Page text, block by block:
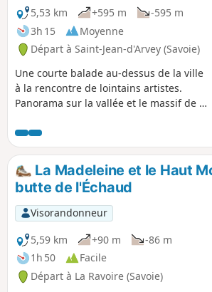
5,53 km
+595 m
-595 m
3h 15
Moyenne
Départ à Saint-Jean-d'Arvey (Savoie)
Une courte balade au-dessus de la ville
à la rencontre de lointains artistes.
Panorama sur la vallée et le massif de la
La Madeleine et le Haut
butte de l'Échaud
Visorandonneur
5,59 km
+90 m
-86 m
1h 50
Facile
Départ à La Ravoire (Savoie)